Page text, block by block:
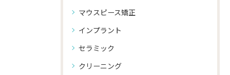
マウスピース矯正
インプラント
セラミック
クリーニング